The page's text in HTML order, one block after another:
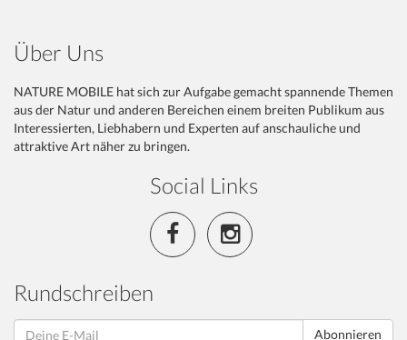
Über Uns
NATURE MOBILE hat sich zur Aufgabe gemacht spannende Themen
aus der Natur und anderen Bereichen einem breiten Publikum aus
Interessierten, Liebhabern und Experten auf anschauliche und
attraktive Art näher zu bringen.
Social Links
Rundschreiben
Abonnieren